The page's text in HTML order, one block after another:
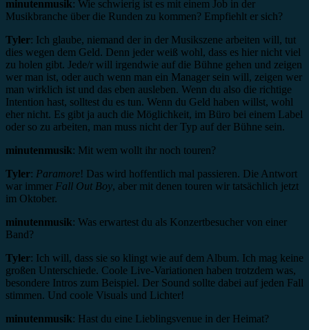
minutenmusik: Wie schwierig ist es mit einem Job in der
Musikbranche über die Runden zu kommen? Empfiehlt er sich?
Tyler: Ich glaube, niemand der in der Musikszene arbeiten will, tut
dies wegen dem Geld. Denn jeder weiß wohl, dass es hier nicht viel
zu holen gibt. Jede/r will irgendwie auf die Bühne gehen und zeigen
wer man ist, oder auch wenn man ein Manager sein will, zeigen wer
man wirklich ist und das eben ausleben. Wenn du also die richtige
Intention hast, solltest du es tun. Wenn du Geld haben willst, wohl
eher nicht. Es gibt ja auch die Möglichkeit, im Büro bei einem Label
oder so zu arbeiten, man muss nicht der Typ auf der Bühne sein.
minutenmusik: Mit wem wollt ihr noch touren?
Tyler: Paramore! Das wird hoffentlich mal passieren. Die Antwort
war immer Fall Out Boy, aber mit denen touren wir tatsächlich jetzt
im Oktober.
minutenmusik: Was erwartest du als Konzertbesucher von einer
Band?
Tyler: Ich will, dass sie so klingt wie auf dem Album. Ich mag keine
großen Unterschiede. Coole Live-Variationen haben trotzdem was,
besondere Intros zum Beispiel. Der Sound sollte dabei auf jeden Fall
stimmen. Und coole Visuals und Lichter!
minutenmusik: Hast du eine Lieblingsvenue in der Heimat?